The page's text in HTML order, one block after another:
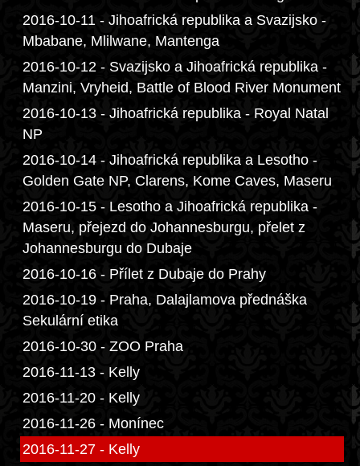
2016-10-11 - Jihoafrická republika a Svazijsko -
Mbabane, Mlilwane, Mantenga
2016-10-12 - Svazijsko a Jihoafrická republika -
Manzini, Vryheid, Battle of Blood River Monument
2016-10-13 - Jihoafrická republika - Royal Natal
NP
2016-10-14 - Jihoafrická republika a Lesotho -
Golden Gate NP, Clarens, Kome Caves, Maseru
2016-10-15 - Lesotho a Jihoafrická republika -
Maseru, přejezd do Johannesburgu, přelet z
Johannesburgu do Dubaje
2016-10-16 - Přílet z Dubaje do Prahy
2016-10-19 - Praha, Dalajlamova přednáška
Sekulární etika
2016-10-30 - ZOO Praha
2016-11-13 - Kelly
2016-11-20 - Kelly
2016-11-26 - Monínec
2016-11-27 - Kelly